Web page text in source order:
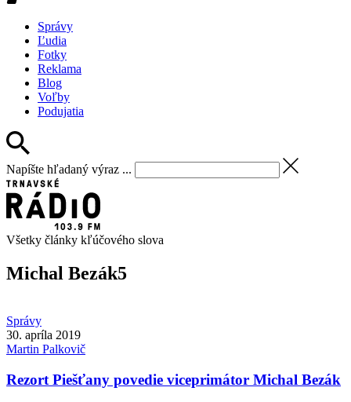
Správy
Ľudia
Fotky
Reklama
Blog
Voľby
Podujatia
Napíšte hľadaný výraz ...
Všetky články kľúčového slova
Michal Bezák5
Správy
30. apríla 2019
Martin Palkovič
Rezort Piešťany povedie viceprimátor Michal Bezák